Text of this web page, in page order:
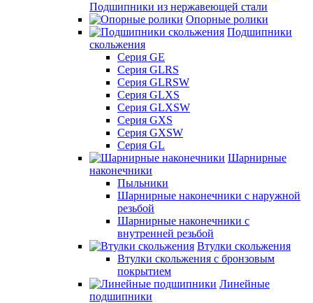
Подшипники из нержавеющей стали
Опорные ролики
Подшипники
скольжения
Серия GE
Серия GLRS
Серия GLRSW
Серия GLXS
Серия GLXSW
Серия GXS
Серия GXSW
Серия GL
Шарнирные
наконечники
Пыльники
Шарнирные наконечники с наружной
резьбой
Шарнирные наконечники с
внутренней резьбой
Втулки скольжения
Втулки скольжения с бронзовым
покрытием
Линейные
подшипники